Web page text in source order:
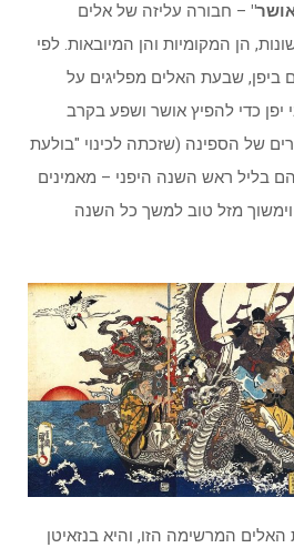
– חבורה עליזה של אלים
הן המקומיות והן המיובאות. לפי
שבעת האלים מפליגים על
כדי להפיץ אושר ושפע בקרב
של הספינה (שזכתה לכינוי "בולעת
בליל ראש השנה היפני – מאמינים
וימשוך מזל טוב למשך כל השנה
המרשימה הזו, והיא בנזאיטן